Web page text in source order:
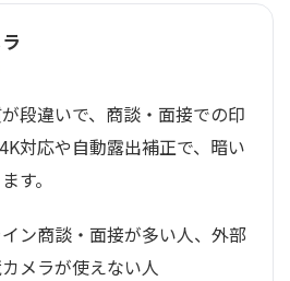
段違いで、商談・面接での印
対応や自動露出補正で、暗い
す。
ン商談・面接が多い人、外部
メラが使えない人